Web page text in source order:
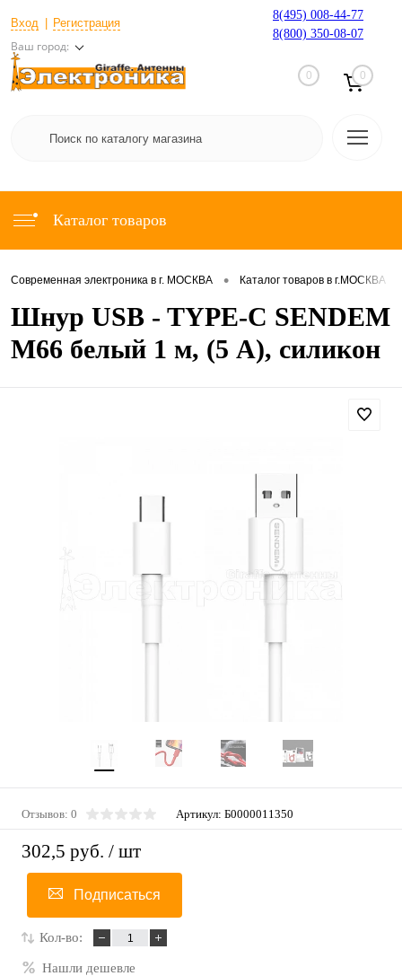
Вход Регистрация
Ваш город:
8(495) 008-44-77
8(800) 350-08-07
0 0
Каталог товаров
Современная электроника в г. МОСКВА • Каталог товаров в г.МОСКВА
Шнур USB - TYPE-C SENDEM
M66 белый 1 м, (5 А), силикон
Отзывов: 0 Артикул: Б0000011350
302,5 руб. / шт
Подписаться
Кол-во:
Нашли дешевле